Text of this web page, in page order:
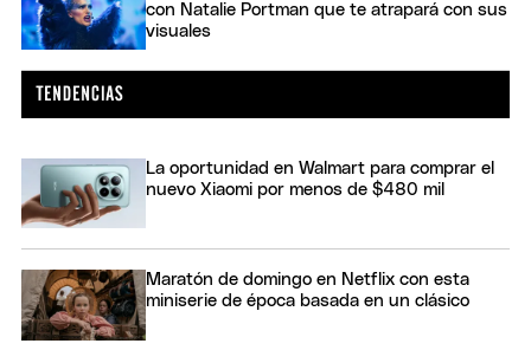
con Natalie Portman que te atrapará con sus
visuales
La oportunidad en Walmart para comprar el
nuevo Xiaomi por menos de $480 mil
Maratón de domingo en Netflix con esta
miniserie de época basada en un clásico